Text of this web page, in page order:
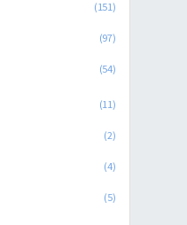
(151)
(97)
(54)
(11)
(2)
(4)
(5)